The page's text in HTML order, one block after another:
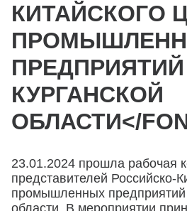
КИТАЙСКОГО
ПРЕДПРИЯТИЙ
КУРГАНСКОЙ
ОБЛАСТИ</
23.01.2024 прошла рабочая
представителей Российско-
промышленных предприятий
области. В мероприятии